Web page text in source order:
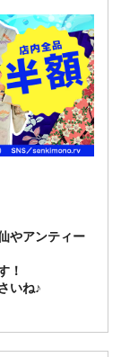
やアンティー
！
いね♪